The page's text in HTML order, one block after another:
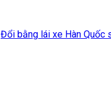
Đổi bằng lái xe Hàn Quốc